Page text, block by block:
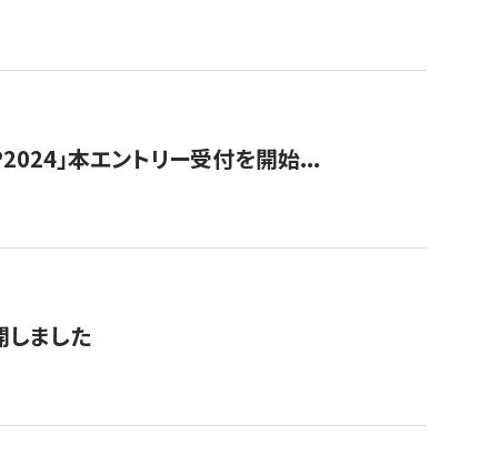
」本エントリー受付を開始...
しました